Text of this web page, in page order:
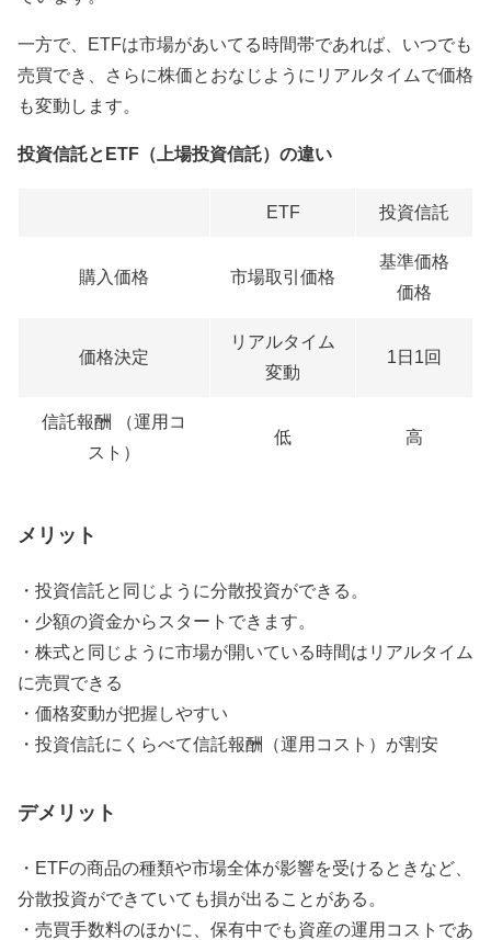
一方で、ETFは市場があいてる時間帯であれば、いつでも
売買でき、さらに株価とおなじようにリアルタイムで価格
も変動します。
投資信託とETF（上場投資信託）の違い
ETF 投資信託
購入価格 市場取引価格
基準価格
価格
価格決定
リアルタイム
変動
1日1回
信託報酬 （運用コ
スト）
低 高
メリット
・投資信託と同じように分散投資ができる。
・少額の資金からスタートできます。
・株式と同じように市場が開いている時間はリアルタイム
に売買できる
・価格変動が把握しやすい
・投資信託にくらべて信託報酬（運用コスト）が割安
デメリット
・ETFの商品の種類や市場全体が影響を受けるときなど、
分散投資ができていても損が出ることがある。
・売買手数料のほかに、保有中でも資産の運用コストであ